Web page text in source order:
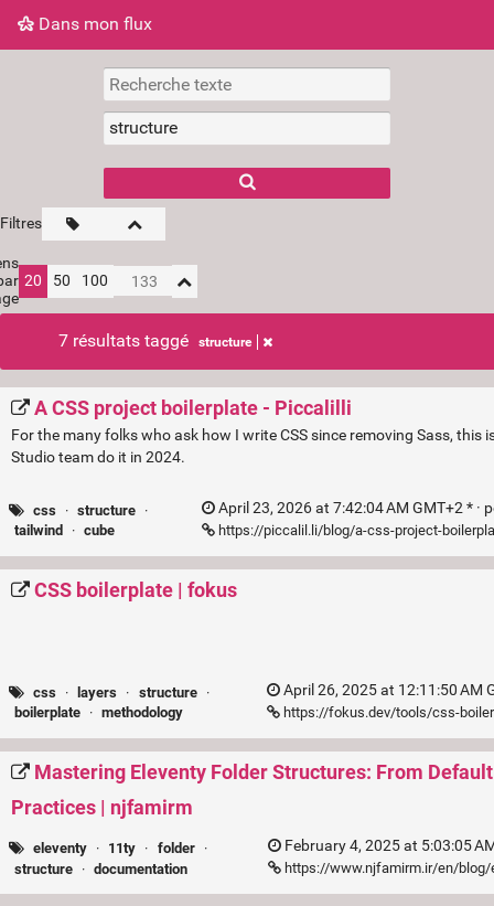
Dans mon flux
Dans mon flux Nuage de tags Mur d'images
Filtres
20 50 100
7 résultats taggé structure
A CSS project boilerplate - Piccalilli
For the many folks who ask how I write CSS since removing Sass, this
Studio team do it in 2024.
css · structure ·
tailwind
· cube
April 23, 2026 at 7:42:04 AM GMT+2 * ·
https://piccalil.li/blog/a-css-project-
CSS boilerplate | fokus
css · layers · structure
·
boilerplate · methodology
April 26, 2025 at 12:11:50 AM
https://fokus.dev/tools/css-
Mastering Eleventy Folder Structures: From
Practices | njfamirm
eleventy · 11ty · folder
·
structure · documentation
February 4, 2025 at 5:03:05
https://www.njfamirm.ir/en/